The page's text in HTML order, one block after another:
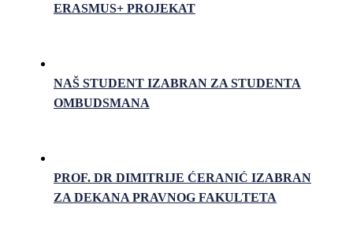
ERASMUS+ PROJEKAT
NAŠ STUDENT IZABRAN ZA STUDENTA
OMBUDSMANA
PROF. DR DIMITRIJE ĆERANIĆ IZABRAN
ZA DEKANA PRAVNOG FAKULTETA